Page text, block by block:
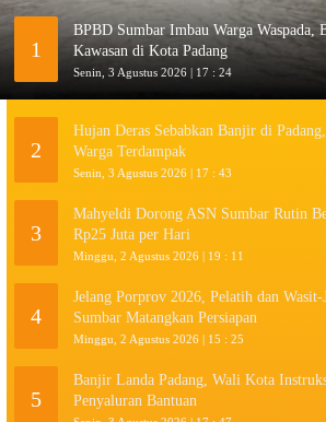
1
BPBD Sumbar Imbau Warga Waspada,
Kawasan di Kota Padang
Senin, 3 Agustus 2026 | 17 : 24
2
Hujan Deras Sebabkan Banjir di
Warga Terdampak
Senin, 3 Agustus 2026 | 17 : 43
3
Mahyeldi Dorong ASN Sumbar Rutin
Rp25 Juta per Hari
Minggu, 2 Agustus 2026 | 19 : 11
4
Jelang Porprov 2026, Pelatih dan
Sumbar Matangkan Persiapan
Minggu, 2 Agustus 2026 | 15 : 25
5
Banjir Landa Padang, Wali Kota
Penyaluran Bantuan